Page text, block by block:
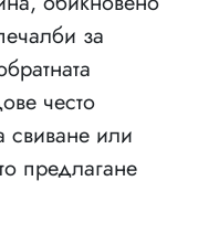
за
често
свиване или
предлагане